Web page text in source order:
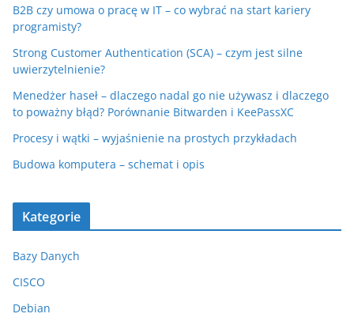
B2B czy umowa o pracę w IT – co wybrać na start kariery
programisty?
Strong Customer Authentication (SCA) – czym jest silne
uwierzytelnienie?
Menedżer haseł – dlaczego nadal go nie używasz i dlaczego
to poważny błąd? Porównanie Bitwarden i KeePassXC
Procesy i wątki – wyjaśnienie na prostych przykładach
Budowa komputera – schemat i opis
Kategorie
Bazy Danych
CISCO
Debian